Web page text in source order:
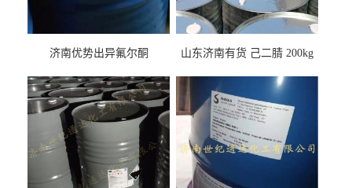
济南优势出异氟尔酮
山东济南有货 己二腈 200kg